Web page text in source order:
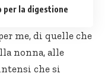
per la digestione
me, di quelle che
nonna, alle
che si